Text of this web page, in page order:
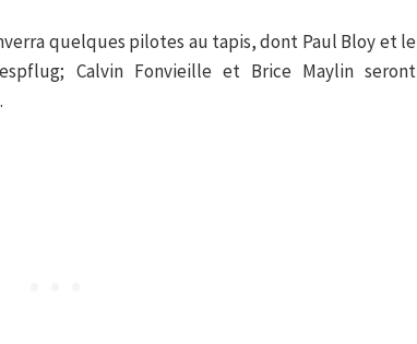
quelques pilotes au tapis, dont Paul Bloy et le
Calvin Fonvieille et Brice Maylin seront